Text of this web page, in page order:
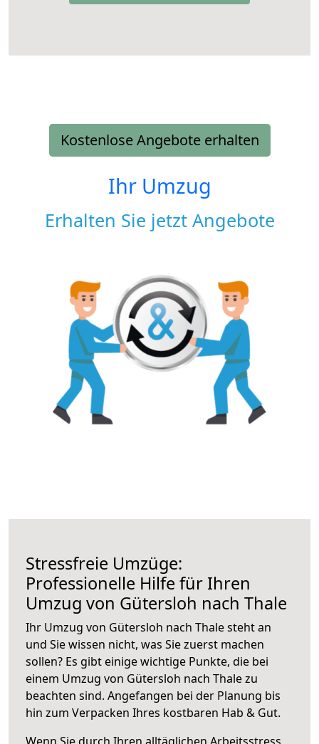
Kostenlose Angebote erhalten
Ihr Umzug
Erhalten Sie jetzt Angebote
Stressfreie Umzüge:
Professionelle Hilfe für Ihren
Umzug von Gütersloh nach Thale
Ihr Umzug von Gütersloh nach Thale steht an
und Sie wissen nicht, was Sie zuerst machen
sollen? Es gibt einige wichtige Punkte, die bei
einem Umzug von Gütersloh nach Thale zu
beachten sind. Angefangen bei der Planung bis
hin zum Verpacken Ihres kostbaren Hab & Gut.